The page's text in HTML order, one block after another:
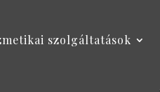
szolgáltatások